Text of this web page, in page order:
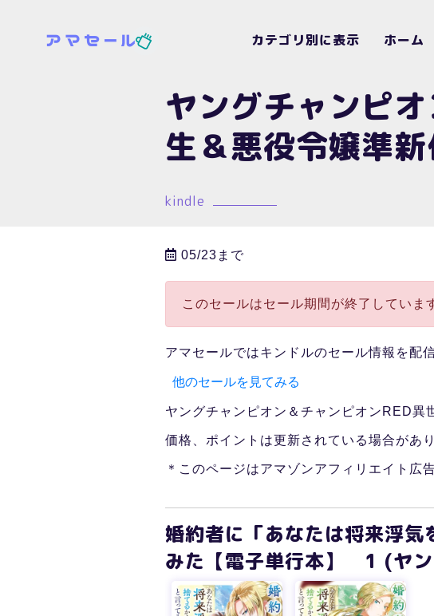
カテゴリ別に表示 ホーム
ヤングチャンピ
生＆悪役令嬢準
kindle
05/23まで
このセールはセール期間が終了していま
アマセールではキンドルのセール情報を配
他のセールを見てみる
ヤングチャンピオン＆チャンピオンRED異
価格、ポイントは更新されている場合があ
＊このページはアマゾンアフィリエイト広
婚約者に「あなたは将来浮
みた【電子単行本】 1 (ヤ